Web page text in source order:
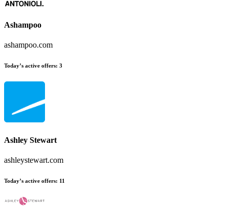
Ashampoo
ashampoo.com
Today’s active offers: 3
Ashley Stewart
ashleystewart.com
Today’s active offers: 11